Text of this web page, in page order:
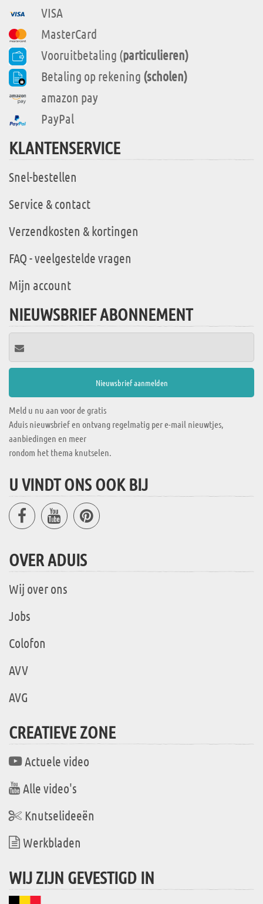
VISA
MasterCard
Vooruitbetaling (particulieren)
Betaling op rekening (scholen)
amazon pay
PayPal
KLANTENSERVICE
Snel-bestellen
Service & contact
Verzendkosten & kortingen
FAQ - veelgestelde vragen
Mijn account
NIEUWSBRIEF ABONNEMENT
Meld u nu aan voor de gratis
Aduis nieuwsbrief en ontvang regelmatig per e-mail nieuwtjes,
aanbiedingen en meer
rondom het thema knutselen.
U VINDT ONS OOK BIJ
OVER ADUIS
Wij over ons
Jobs
Colofon
AVV
AVG
CREATIEVE ZONE
Actuele video
Alle video's
Knutselideeën
Werkbladen
WIJ ZIJN GEVESTIGD IN